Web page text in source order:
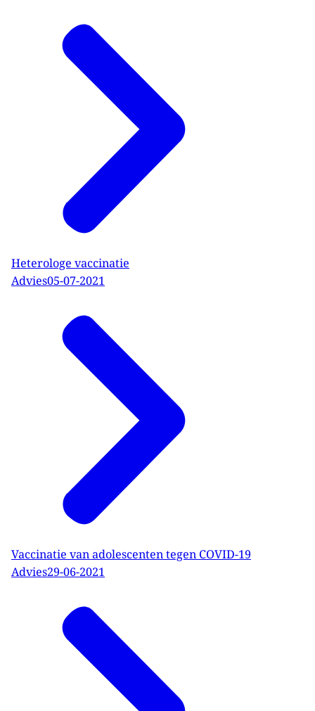
Heterologe vaccinatie
Advies05-07-2021
Vaccinatie van adolescenten tegen COVID-19
Advies29-06-2021